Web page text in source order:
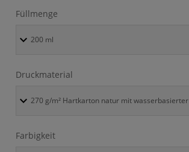
Füllmenge
Druckmaterial
Farbigkeit